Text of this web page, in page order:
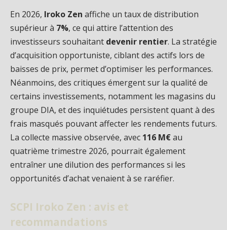
En 2026, Iroko Zen affiche un taux de distribution
supérieur à 7%, ce qui attire l’attention des
investisseurs souhaitant devenir rentier. La stratégie
d’acquisition opportuniste, ciblant des actifs lors de
baisses de prix, permet d’optimiser les performances.
Néanmoins, des critiques émergent sur la qualité de
certains investissements, notamment les magasins du
groupe DIA, et des inquiétudes persistent quant à des
frais masqués pouvant affecter les rendements futurs.
La collecte massive observée, avec 116 M€au
quatrième trimestre 2026, pourrait également
entraîner une dilution des performances si les
opportunités d’achat venaient à se raréfier.
SCPI Iroko Zen : avis et
recommandations